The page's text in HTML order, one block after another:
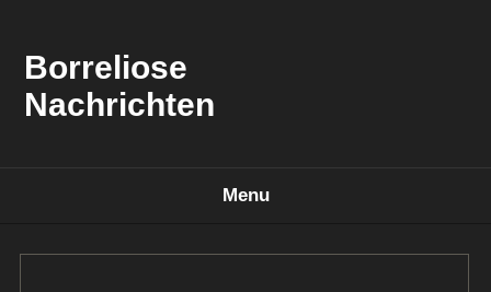
Borreliose
Nachrichten
Menu